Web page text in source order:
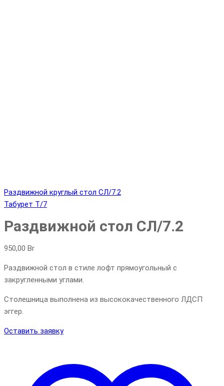
Раздвижной круглый стол СЛ/7.2
Табурет Т/7
Раздвижной стол СЛ/7.2
950,00 Br
Раздвижной стол в стиле лофт прямоугольный с
закругленными углами.
Столешница выполнена из высококачественного ЛДСП
эггер.
Оставить заявку